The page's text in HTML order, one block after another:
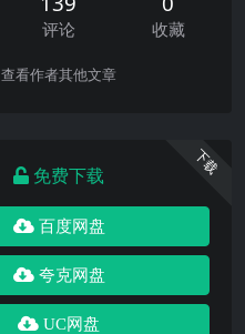
评论 收藏
查看作者其他文章
下载
免费下载
百度网盘
夸克网盘
UC网盘